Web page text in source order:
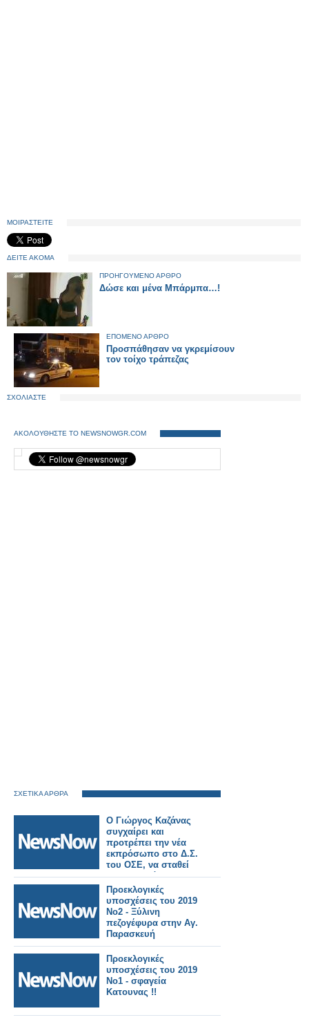
ΜΟΙΡΑΣΤΕΙΤΕ
ΔΕΙΤΕ ΑΚΟΜΑ
ΠΡΟΗΓΟΥΜΕΝΟ ΑΡΘΡΟ
Δώσε και μένα Μπάρμπα…!
ΕΠΟΜΕΝΟ ΑΡΘΡΟ
Προσπάθησαν να γκρεμίσουν
τον τοίχο τράπεζας
ΣΧΟΛΙΑΣΤΕ
ΑΚΟΛΟΥΘΗΣΤΕ ΤΟ NEWSNOWGR.COM
ΣΧΕΤΙΚΑ ΑΡΘΡΑ
Ο Γιώργος Καζάνας
συγχαίρει και
προτρέπει την νέα
εκπρόσωπο στο Δ.Σ.
του ΟΣΕ, να σταθεί
στο πλευρό των
εργαζομένων
τιμώντας τις
προεκλογικές της
δεσμεύσεις
Προεκλογικές
υποσχέσεις του 2019
Νο2 - Ξύλινη
πεζογέφυρα στην Αγ.
Παρασκευή
Προεκλογικές
υποσχέσεις του 2019
Νο1 - σφαγεία
Κατουνας !!